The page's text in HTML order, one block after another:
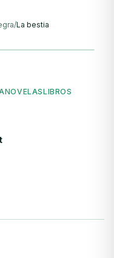
/La bestia
NOVELASLIBROS